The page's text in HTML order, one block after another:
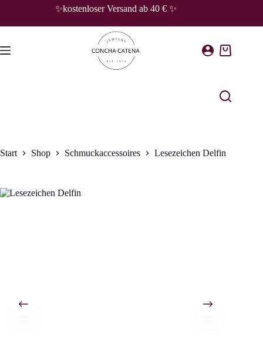
springen
✨kostenloser Versand ab 40 € ✨
Warenkorb
Start Shop Schmuckaccessoires Lesezeichen Delfin